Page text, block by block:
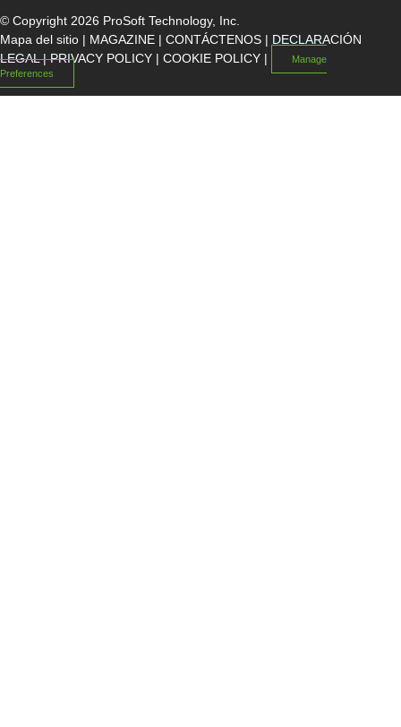
© Copyright 2026 ProSoft Technology, Inc.
Mapa del sitio | MAGAZINE | CONTÁCTENOS | DECLARACIÓN
LEGAL|PRIVACY POLICY | COOKIE POLICY |
Manage
Preferences